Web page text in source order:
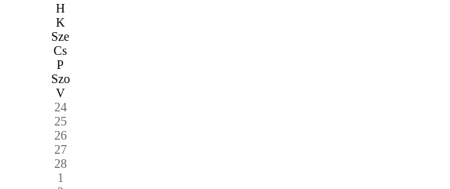
H
K
Sze
Cs
P
Szo
V
24
25
26
27
28
1